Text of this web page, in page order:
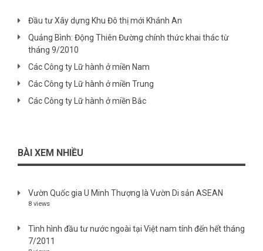
Đầu tư Xây dựng Khu Đô thị mới Khánh An
Quảng Bình: Động Thiên Đường chính thức khai thác từ
tháng 9/2010
Các Công ty Lữ hành ở miền Nam
Các Công ty Lữ hành ở miền Trung
Các Công ty Lữ hành ở miền Bắc
BÀI XEM NHIỀU
Vườn Quốc gia U Minh Thượng là Vườn Di sản ASEAN
8 views
Tình hình đầu tư nước ngoài tại Việt nam tính đến hết tháng
7/2011